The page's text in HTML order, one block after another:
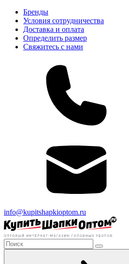
Бренды
Условия сотрудничества
Доставка и оплата
Определить размер
Свяжитесь с нами
info@kupitshapkioptom.ru